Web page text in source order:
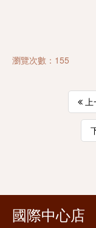
瀏覽次數：155
上
國際中心店